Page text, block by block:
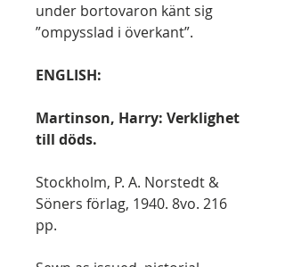
under bortovaron känt sig
”ompysslad i överkant”.
ENGLISH:
Martinson, Harry: Verklighet
till döds.
Stockholm, P. A. Norstedt &
Söners förlag, 1940. 8vo. 216
pp.